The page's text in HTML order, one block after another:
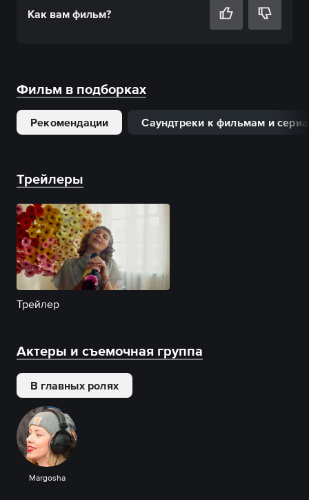
Как вам фильм?
Фильм в подборках
Рекомендации Саундтреки к фильмам и
Трейлеры
Трейлер
Актеры и съемочная группа
В главных ролях
Margosha